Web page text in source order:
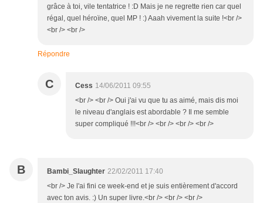
grâce à toi, vile tentatrice ! :D Mais je ne regrette rien car quel
régal, quel héroïne, quel MP ! :) Aaah vivement la suite !<br />
<br /> <br />
Répondre
C Cess 14/06/2011 09:55
<br /> <br /> Oui j'ai vu que tu as aimé, mais dis moi
le niveau d'anglais est abordable ? Il me semble
super compliqué !!!<br /> <br /> <br /> <br />
B Bambi_Slaughter 22/02/2011 17:40
<br /> Je l'ai fini ce week-end et je suis entièrement d'accord
avec ton avis. :) Un super livre.<br /> <br /> <br />